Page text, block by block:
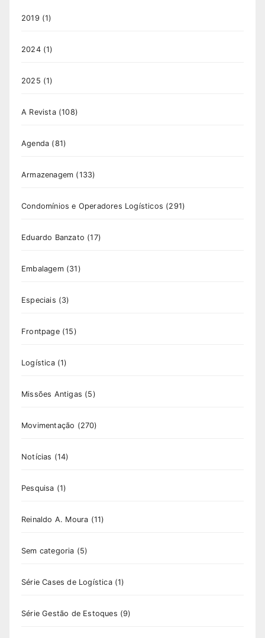
2019 (1)
2024(1)
2025 (1)
A Revista(108)
Agenda (81)
Armazenagem (133)
Condomínios e Operadores Logísticos (291)
Eduardo Banzato (17)
Embalagem(31)
Especiais (3)
Frontpage(15)
Logística(1)
Missões Antigas (5)
Movimentação (270)
Notícias (14)
Pesquisa (1)
Reinaldo A. Moura (11)
Sem categoria (5)
Série Cases de Logística(1)
Série Gestão de Estoques (9)